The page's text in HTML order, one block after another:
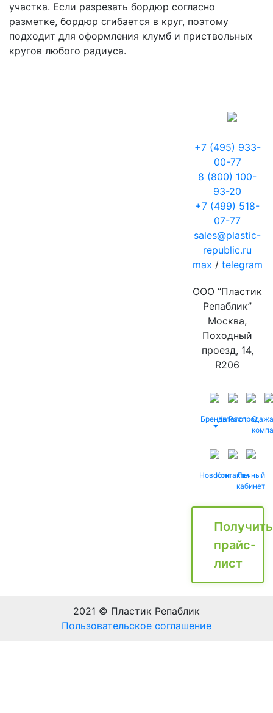
участка. Если разрезать бордюр согласно
разметке, бордюр сгибается в круг, поэтому
подходит для оформления клумб и приствольных
кругов любого радиуса.
+7 (495) 933-
00-77
8 (800) 100-
93-20
+7 (499) 518-
07-77
sales@plastic-
republic.ru
max / telegram
ООО “Пластик
Репаблик”
Москва,
Походный
проезд, 14,
R206
БрендыКаталог
Распродажа
О
НовостиКонтактыЛичный
кабинет
Получить
прайс-
лист
2021 © Пластик Репаблик
Пользовательское соглашение